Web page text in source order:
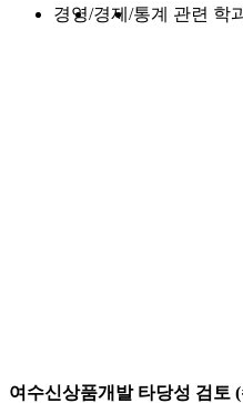
경영 경제 통계 관련 학
여수신상품개발 타당성 검토